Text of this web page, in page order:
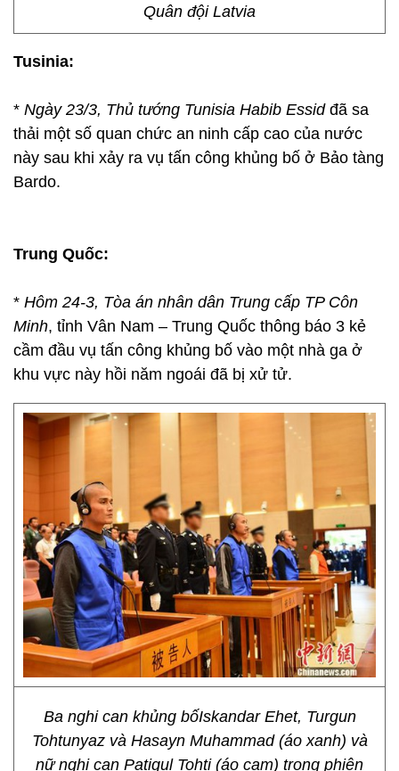
Quân đội Latvia
Tusinia:
* Ngày 23/3, Thủ tướng Tunisia Habib Essidđã sa
thải một số quan chức an ninh cấp cao của nước
này sau khi xảy ra vụ tấn công khủng bố ở Bảo tàng
Bardo.
Trung Quốc:
* Hôm 24-3, Tòa án nhân dân Trung cấp TP Côn
Minh, tỉnh Vân Nam – Trung Quốc thông báo 3 kẻ
cầm đầu vụ tấn công khủng bố vào một nhà ga ở
khu vực này hồi năm ngoái đã bị xử tử.
Ba nghi can khủng bốIskandar Ehet, Turgun
Tohtunyaz và Hasayn Muhammad (áo xanh) và
nữ nghi can Patigul Tohti (áo cam) trong phiên